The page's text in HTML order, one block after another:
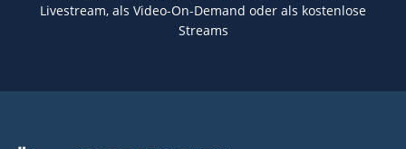
Livestream, als Video-On-Demand oder als kostenlose
Streams